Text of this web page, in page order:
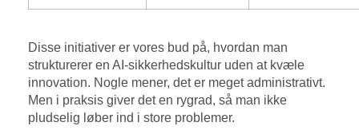
Disse initiativer er vores bud på, hvordan man
strukturerer en AI-sikkerhedskultur uden at kvæle
innovation. Nogle mener, det er meget administrativt.
Men i praksis giver det en rygrad, så man ikke
pludselig løber ind i store problemer.